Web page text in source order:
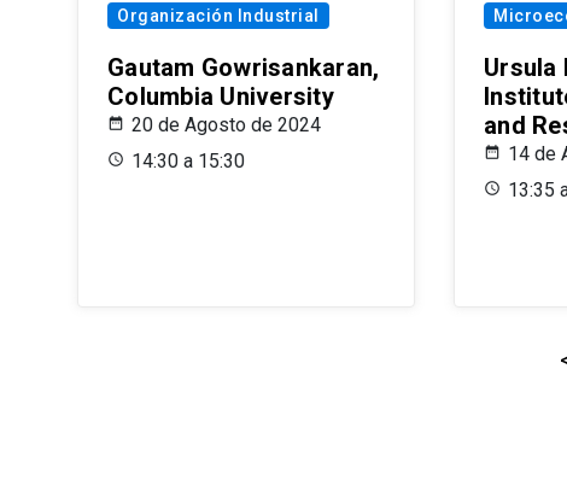
Organización Industrial
Gautam Gowrisankaran,
Columbia University
20 de Agosto de 2024
14:30 a 15:30
Ursula
and
14 de
13:35